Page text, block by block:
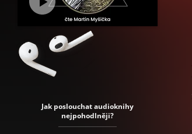
Jak poslouchat audioknihy
nejpohodlněji?